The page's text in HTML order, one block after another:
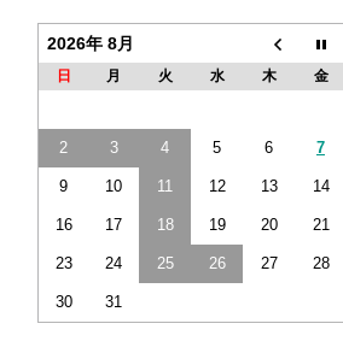
2026年 8月
日 月 火 水 木 金
2 3 4 5 6 7
9 10 11 12 13 14
16 17 18 19 20 21
23 24 25 26 27 28
30 31